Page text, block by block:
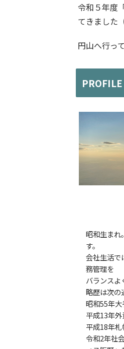
令和５年度
てきました
円山へ行っ
PROFILE
昭和生まれ
す。
会社生活で
務管理を
バランスよ
略歴は次の
昭和55年
平成13年
平成18年
令和2年社